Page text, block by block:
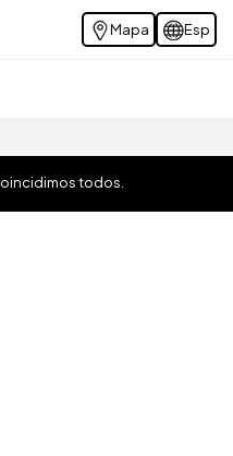
Mapa Esp
todos.